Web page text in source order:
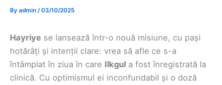
By admin /03/10/2025
Hayriye se lansează într-o nouă misiune, cu pași
hotărâți și intenții clare: vrea să afle ce s-a
întâmplat în ziua în care Ilkgul a fost înregistrată la
clinică. Cu optimismul ei inconfundabil și o doză